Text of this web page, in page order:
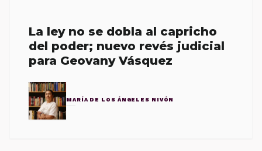
La ley no se dobla al capricho
del poder; nuevo revés judicial
para Geovany Vásquez
MARÍA DE LOS ÁNGELES NIVÓN